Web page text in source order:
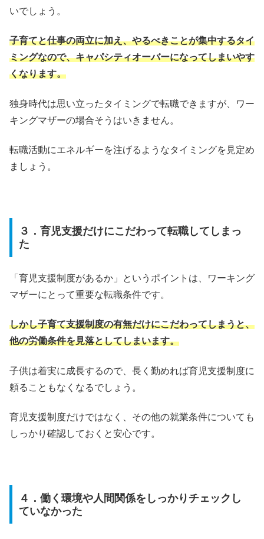
いでしょう。
子育てと仕事の両立に加え、やるべきことが集中するタイ
ミングなので、キャパシティオーバーになってしまいやす
くなります。
独身時代は思い立ったタイミングで転職できますが、ワー
キングマザーの場合そうはいきません。
転職活動にエネルギーを注げるようなタイミングを見定め
ましょう。
３．育児支援だけにこだわって転職してしまっ
た
「育児支援制度があるか」というポイントは、ワーキング
マザーにとって重要な転職条件です。
しかし子育て支援制度の有無だけにこだわってしまうと、
他の労働条件を見落としてしまいます。
子供は着実に成長するので、長く勤めれば育児支援制度に
頼ることもなくなるでしょう。
育児支援制度だけではなく、その他の就業条件についても
しっかり確認しておくと安心です。
４．働く環境や人間関係をしっかりチェックし
ていなかった